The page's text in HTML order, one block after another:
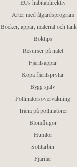
EUs habitatdirektiv
Arter med åtgärdsprogram
Böcker, appar, material och
Boktips
Resurser på nätet
Fjärilsappar
Köpa fjärilsprylar
Bygg själv
Pollinatörsövervakning
Träna på pollinatörer
Blomflugor
Humlor
Solitärbin
Fjärilar